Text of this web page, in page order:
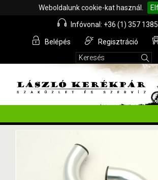
Weboldalunk cookie-kat használ.
Infóvonal: +36 (1) 357 1385
Belépés Regisztráció